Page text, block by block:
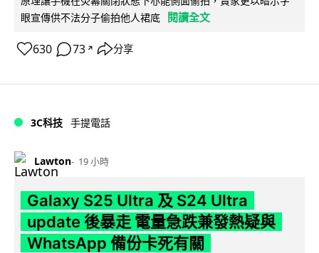
眼宣傳供不法分子偷拍他人裙底 閱讀全文
630 73 ↗ 分享
3C科技 手提電話
Lawton 19 小時
Galaxy S25 Ultra 及 S24 Ultra
update 後暴走 電量急跌兼發熱疑與
WhatsApp 備份卡死有關